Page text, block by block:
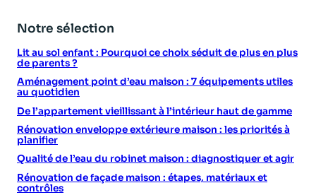
Notre sélection
Lit au sol enfant : Pourquoi ce choix séduit de plus en plus
de parents ?
Aménagement point d’eau maison : 7 équipements utiles
au quotidien
De l’appartement vieillissant à l’intérieur haut de gamme
Rénovation enveloppe extérieure maison : les priorités à
planifier
Qualité de l’eau du robinet maison : diagnostiquer et agir
Rénovation de façade maison : étapes, matériaux et
contrôles